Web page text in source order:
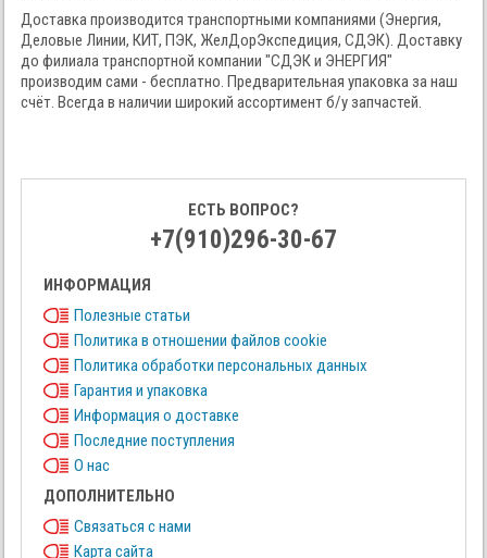
Доставка производится транспортными компаниями (Энергия,
Деловые Линии, КИТ, ПЭК, ЖелДорЭкспедиция, СДЭК). Доставку
до филиала транспортной компании "СДЭК и ЭНЕРГИЯ"
производим сами - бесплатно. Предварительная упаковка за наш
счёт. Всегда в наличии широкий ассортимент б/у запчастей.
ЕСТЬ ВОПРОС?
+7(910)296-30-67
ИНФОРМАЦИЯ
Полезные статьи
Политика в отношении файлов cookie
Политика обработки персональных данных
Гарантия и упаковка
Информация о доставке
Последние поступления
О нас
ДОПОЛНИТЕЛЬНО
Связаться с нами
Карта сайта